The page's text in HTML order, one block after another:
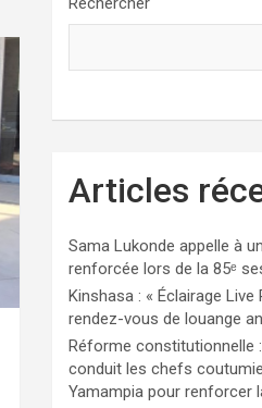
Articles
Sama Lukonde appelle à
renforcée lors de la 85ᵉ
Kinshasa : « Éclairage
rendez-vous de louange
Réforme constitutionnelle
conduit les chefs
Yamampia pour renforcer